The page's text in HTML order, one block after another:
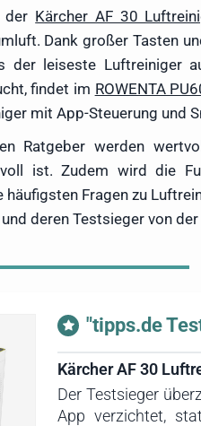
der Kärcher AF 30
Dank großer Tasten
der leiseste Luftreiniger
findet im ROWENTA
mit App-Steuerung und
Ratgeber werden
ist. Zudem wird die
häufigsten Fragen zu
deren Testsieger von
"tipps.de
Kärcher AF 30
Der Testsieger
App verzichtet,